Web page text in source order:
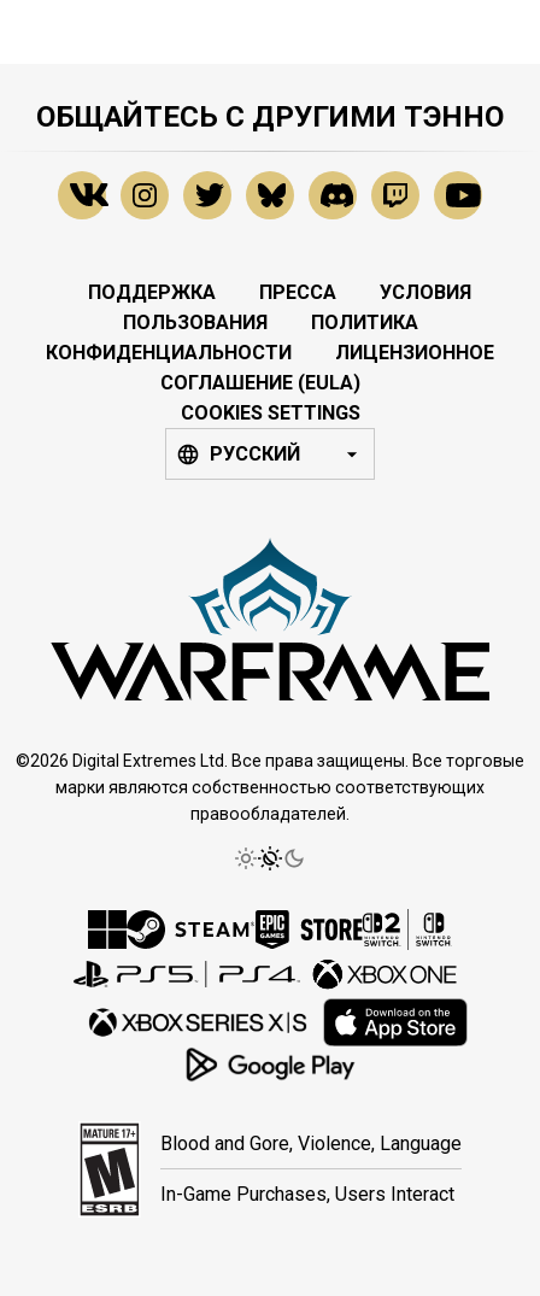
ОБЩАЙТЕСЬ С ДРУГИМИ ТЭННО
ПОДДЕРЖКА ПРЕССА
УСЛОВИЯ
ПОЛЬЗОВАНИЯ
ПОЛИТИКА
КОНФИДЕНЦИАЛЬНОСТИ
ЛИЦЕНЗИОННОЕ
СОГЛАШЕНИЕ (EULA)
COOKIES SETTINGS
РУССКИЙ
©2026 Digital Extremes Ltd. Все права защищены. Все торговые
марки являются собственностью соответствующих
правообладателей.
Blood and Gore, Violence, Language
In-Game Purchases, Users Interact